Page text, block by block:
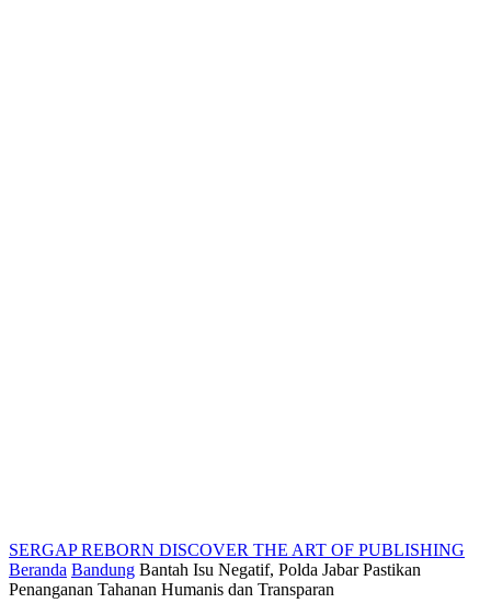
SERGAP REBORN DISCOVER THE ART OF PUBLISHING
Beranda Bandung Bantah Isu Negatif, Polda Jabar Pastikan
Penanganan Tahanan Humanis dan Transparan